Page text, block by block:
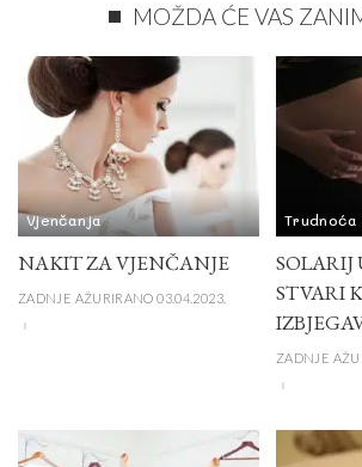
MOŽDA ĆE VAS
Vjenčanja
NAKIT ZA VJENČANJE
ZADNJE AŽURIRANO 03.04.2023.
SOLARIJ
STVARI
ZADNJE